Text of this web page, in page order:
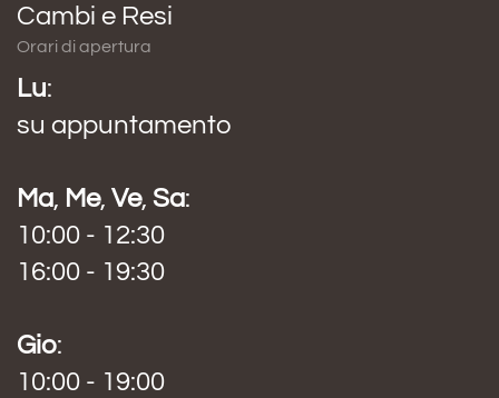
Cambi e Resi
Orari di apertura
Lu:
su appuntamento
Ma, Me, Ve, Sa:
10:00 - 12:30
16:00 - 19:30
Gio:
10:00 - 19:00